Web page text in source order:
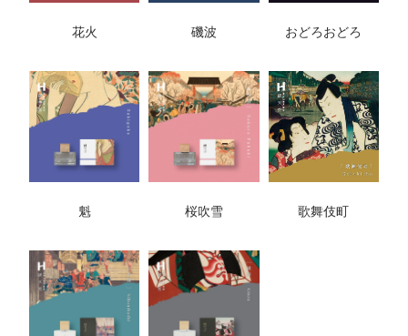
花火 磯波 おどろおどろ
魁 桜吹雪 歌舞伎町